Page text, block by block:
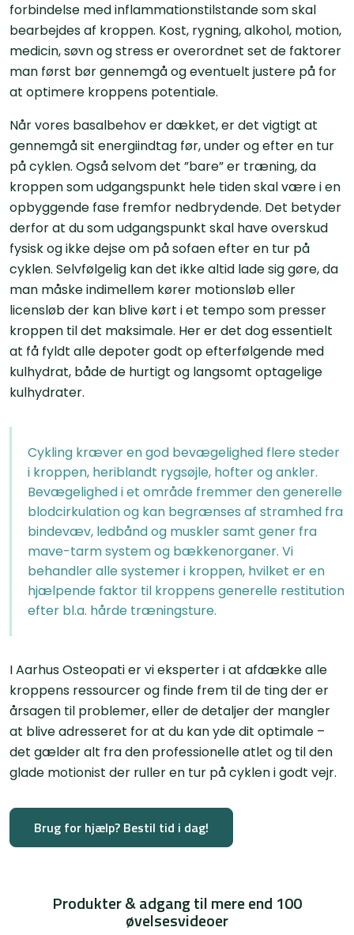
forbindelse med inflammationstilstande som skal
bearbejdes af kroppen. Kost, rygning, alkohol, motion,
medicin, søvn og stress er overordnet set de faktorer
man først bør gennemgå og eventuelt justere på for
at optimere kroppens potentiale.
Når vores basalbehov er dækket, er det vigtigt at
gennemgå sit energiindtag før, under og efter en tur
på cyklen. Også selvom det ”bare” er træning, da
kroppen som udgangspunkt hele tiden skal være i en
opbyggende fase fremfor nedbrydende. Det betyder
derfor at du som udgangspunkt skal have overskud
fysisk og ikke dejse om på sofaen efter en tur på
cyklen. Selvfølgelig kan det ikke altid lade sig gøre, da
man måske indimellem kører motionsløb eller
licensløb der kan blive kørt i et tempo som presser
kroppen til det maksimale. Her er det dog essentielt
at få fyldt alle depoter godt op efterfølgende med
kulhydrat, både de hurtigt og langsomt optagelige
kulhydrater.
Cykling kræver en god bevægelighed flere steder
i kroppen, heriblandt rygsøjle, hofter og ankler.
Bevægelighed i et område fremmer den generelle
blodcirkulation og kan begrænses af stramhed fra
bindevæv, ledbånd og muskler samt gener fra
mave-tarm system og bækkenorganer. Vi
behandler alle systemer i kroppen, hvilket er en
hjælpende faktor til kroppens generelle restitution
efter bl.a. hårde træningsture.
I Aarhus Osteopati er vi eksperter i at afdække alle
kroppens ressourcer og finde frem til de ting der er
årsagen til problemer, eller de detaljer der mangler
at blive adresseret for at du kan yde dit optimale –
det gælder alt fra den professionelle atlet og til den
glade motionist der ruller en tur på cyklen i godt vejr.
Brug for hjælp? Bestil tid i dag!
Produkter & adgang til mere end 100
øvelsesvideoer